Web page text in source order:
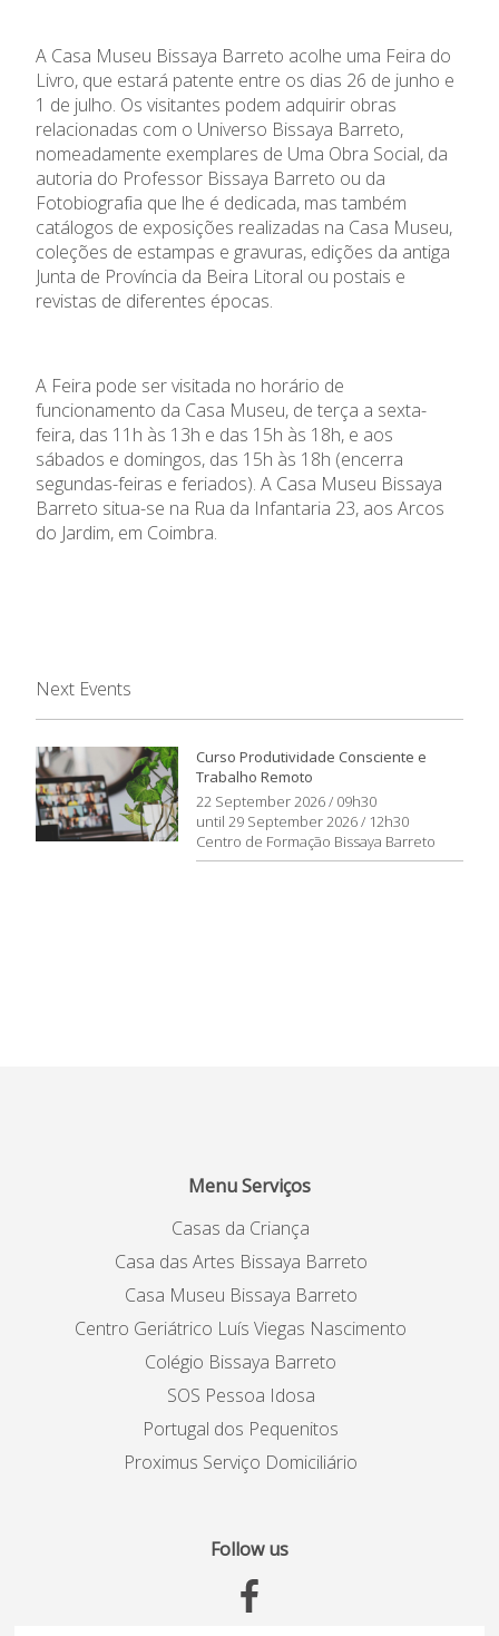
A Casa Museu Bissaya Barreto acolhe uma Feira do
Livro, que estará patente entre os dias 26 de junho e
1 de julho. Os visitantes podem adquirir obras
relacionadas com o Universo Bissaya Barreto,
nomeadamente exemplares de Uma Obra Social, da
autoria do Professor Bissaya Barreto ou da
Fotobiografia que lhe é dedicada, mas também
catálogos de exposições realizadas na Casa Museu,
coleções de estampas e gravuras, edições da antiga
Junta de Província da Beira Litoral ou postais e
revistas de diferentes épocas.
A Feira pode ser visitada no horário de
funcionamento da Casa Museu, de terça a sexta-
feira, das 11h às 13h e das 15h às 18h, e aos
sábados e domingos, das 15h às 18h (encerra
segundas-feiras e feriados). A Casa Museu Bissaya
Barreto situa-se na Rua da Infantaria 23, aos Arcos
do Jardim, em Coimbra.
Next Events
Curso Produtividade Consciente e
Trabalho Remoto
22 September 2026 / 09h30
until 29 September 2026 / 12h30
Centro de Formação Bissaya Barreto
Menu Serviços
Casas da Criança
Casa das Artes Bissaya Barreto
Casa Museu Bissaya Barreto
Centro Geriátrico Luís Viegas Nascimento
Colégio Bissaya Barreto
SOS Pessoa Idosa
Portugal dos Pequenitos
Proximus Serviço Domiciliário
Follow us